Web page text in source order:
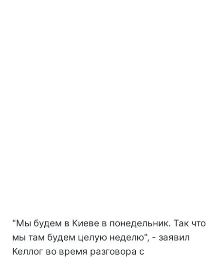
"Мы будем в Киеве в понедельник. Так что
мы там будем целую неделю", - заявил
Келлог во время разговора с